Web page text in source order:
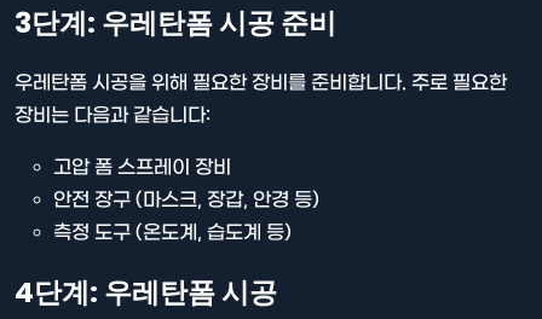
3단계: 우레탄폼 시공 준비
우레탄폼 시공을 위해 필요한 장비를 준비합니다. 주로 필요한
장비는 다음과 같습니다:
고압 폼 스프레이 장비
안전 장구 (마스크, 장갑, 안경 등)
측정 도구 (온도계, 습도계 등)
4단계: 우레탄폼 시공